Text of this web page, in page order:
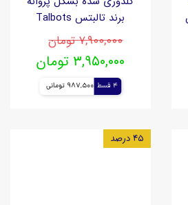
برند تالبتس Talbots
۷,۹۰۰,۰۰۰ تومان
۳,۹۵۰,۰۰۰ تومان
4 قسط 987,500 تومانی
۴۵ درصد